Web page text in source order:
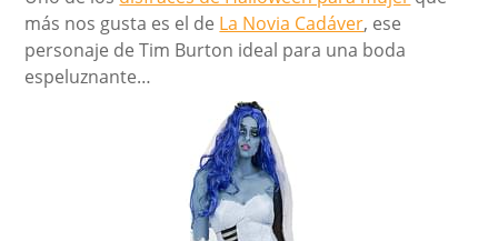
más nos gusta es el de La Novia Cadáver, ese
personaje de Tim Burton ideal para una boda
espeluznante…